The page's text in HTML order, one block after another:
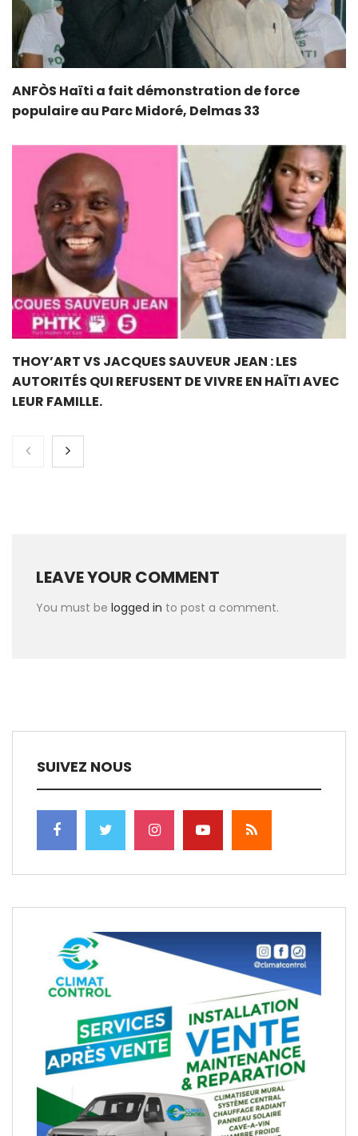
ANFÒS Haïti a fait démonstration de force
populaire au Parc Midoré, Delmas 33
THOY’ART VS JACQUES SAUVEUR JEAN : LES
AUTORITÉS QUI REFUSENT DE VIVRE EN HAÏTI AVEC
LEUR FAMILLE.
LEAVE YOUR COMMENT
You must be logged in to post a comment.
SUIVEZ NOUS